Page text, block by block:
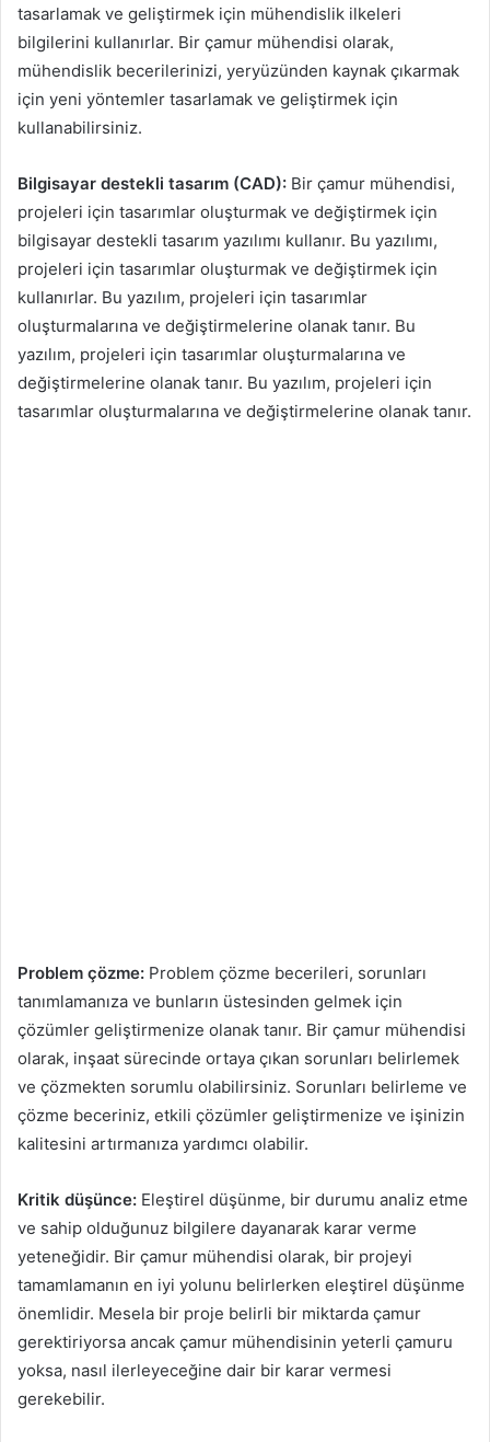
tasarlamak ve geliştirmek için mühendislik ilkeleri
bilgilerini kullanırlar. Bir çamur mühendisi olarak,
mühendislik becerilerinizi, yeryüzünden kaynak çıkarmak
için yeni yöntemler tasarlamak ve geliştirmek için
kullanabilirsiniz.
Bilgisayar destekli tasarım (CAD): Bir çamur mühendisi,
projeleri için tasarımlar oluşturmak ve değiştirmek için
bilgisayar destekli tasarım yazılımı kullanır. Bu yazılımı,
projeleri için tasarımlar oluşturmak ve değiştirmek için
kullanırlar. Bu yazılım, projeleri için tasarımlar
oluşturmalarına ve değiştirmelerine olanak tanır. Bu
yazılım, projeleri için tasarımlar oluşturmalarına ve
değiştirmelerine olanak tanır. Bu yazılım, projeleri için
tasarımlar oluşturmalarına ve değiştirmelerine olanak tanır.
Problem çözme: Problem çözme becerileri, sorunları
tanımlamanıza ve bunların üstesinden gelmek için
çözümler geliştirmenize olanak tanır. Bir çamur mühendisi
olarak, inşaat sürecinde ortaya çıkan sorunları belirlemek
ve çözmekten sorumlu olabilirsiniz. Sorunları belirleme ve
çözme beceriniz, etkili çözümler geliştirmenize ve işinizin
kalitesini artırmanıza yardımcı olabilir.
Kritik düşünce: Eleştirel düşünme, bir durumu analiz etme
ve sahip olduğunuz bilgilere dayanarak karar verme
yeteneğidir. Bir çamur mühendisi olarak, bir projeyi
tamamlamanın en iyi yolunu belirlerken eleştirel düşünme
önemlidir. Mesela bir proje belirli bir miktarda çamur
gerektiriyorsa ancak çamur mühendisinin yeterli çamuru
yoksa, nasıl ilerleyeceğine dair bir karar vermesi
gerekebilir.